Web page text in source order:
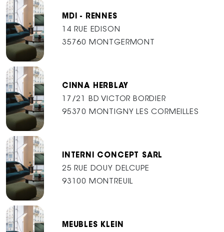
MDI - RENNES
14 RUE EDISON
35760 MONTGERMONT
CINNA HERBLAY
17/21 BD VICTOR BORDIER
95370 MONTIGNY LES CORMEILLES
INTERNI CONCEPT SARL
25 RUE DOUY DELCUPE
93100 MONTREUIL
MEUBLES KLEIN